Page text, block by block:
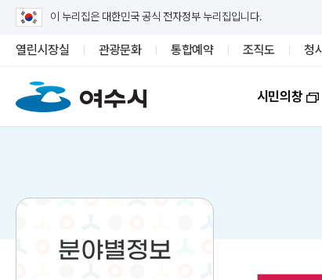
이 누리집은 대한민국 공식 전자정부 누리집입니다.
열린시장실 관광문화 통합예약 조직도 청
시민의창
분야별정보